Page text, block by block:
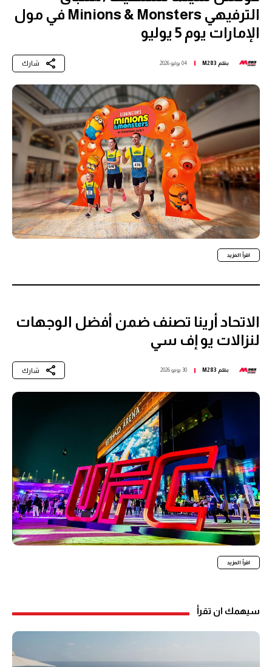
الترفيهي Minions & Monsters في مول
الإمارات يوم 5 يوليو
بقلم M283 04 يوليو 2026 شارك
اقرأ المزيد
الاتحاد أرينا تصنف ضمن أفضل الوجهات
لنزالات يو إف سي
بقلم M283 30 يونيو 2026 شارك
اقرأ المزيد
سيهمك ان تقرأ